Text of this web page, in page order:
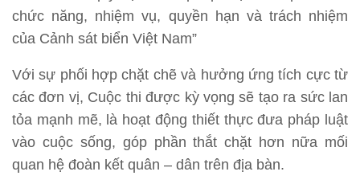
chức năng, nhiệm vụ, quyền hạn và trách nhiệm
của Cảnh sát biển Việt Nam”
Với sự phối hợp chặt chẽ và hưởng ứng tích cực từ
các đơn vị, Cuộc thi được kỳ vọng sẽ tạo ra sức lan
tỏa mạnh mẽ, là hoạt động thiết thực đưa pháp luật
vào cuộc sống, góp phần thắt chặt hơn nữa mối
quan hệ đoàn kết quân – dân trên địa bàn.